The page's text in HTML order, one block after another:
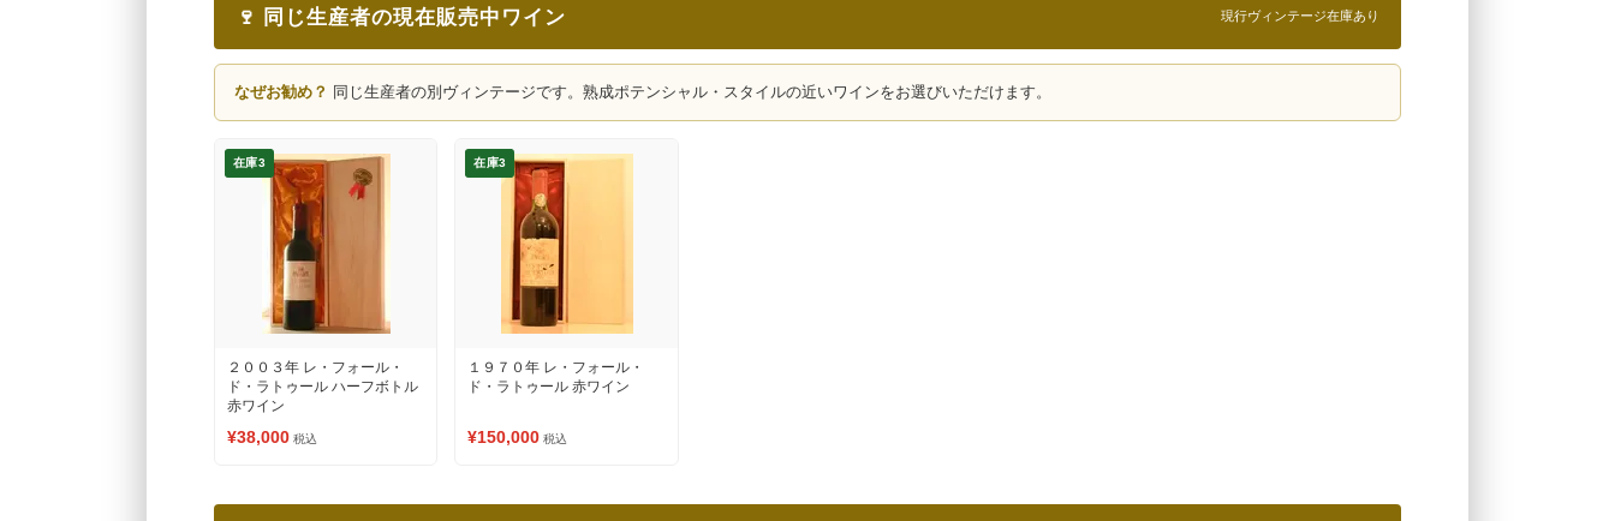
🍷 同じ生産者の現在販売中ワイン 現行ヴィンテージ在庫あり
なぜお勧め？ 同じ生産者の別ヴィンテージです。熟成ポテンシャル・スタイルの近いワインをお選びいただけます。
在庫3
２００３年 レ・フォール・
ド・ラトゥール ハーフボトル
赤ワイン
¥38,000 税込
在庫3
１９７０年 レ・フォール・
ド・ラトゥール 赤ワイン
¥150,000 税込